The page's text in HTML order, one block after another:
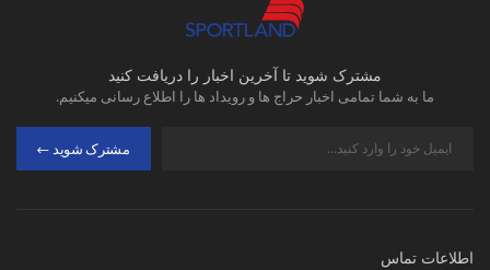
مشترک شوید تا آخرین اخبار را دریافت کنید
ما به شما تمامی اخبار حراج ها و رویداد ها را اطلاع رسانی میکنیم.
مشترک شوید
اطلاعات تماس